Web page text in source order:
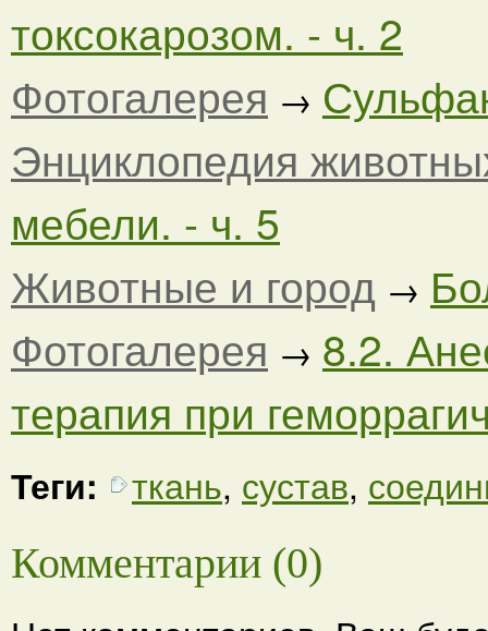
токсокарозом. - ч. 2
Фотогалерея →
Энциклопедия
мебели. - ч. 5
Животные и город →
Фотогалерея → 8.2.
терапия при
Теги: ткань, сустав,
Комментарии (0)